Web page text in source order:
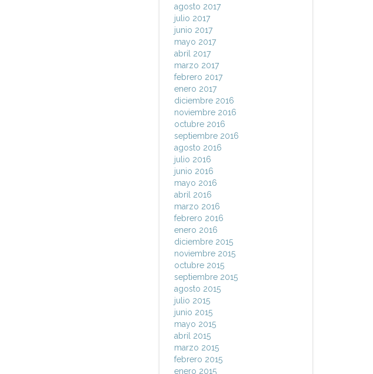
agosto 2017
julio 2017
junio 2017
mayo 2017
abril 2017
marzo 2017
febrero 2017
enero 2017
diciembre 2016
noviembre 2016
octubre 2016
septiembre 2016
agosto 2016
julio 2016
junio 2016
mayo 2016
abril 2016
marzo 2016
febrero 2016
enero 2016
diciembre 2015
noviembre 2015
octubre 2015
septiembre 2015
agosto 2015
julio 2015
junio 2015
mayo 2015
abril 2015
marzo 2015
febrero 2015
enero 2015